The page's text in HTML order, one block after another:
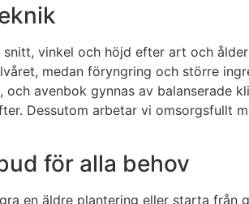
vinkel och höjd efter art och
medan föryngring och större
avenbok gynnas av balanserade
Dessutom arbetar vi omsorgsfullt
för alla behov
en äldre plantering eller starta